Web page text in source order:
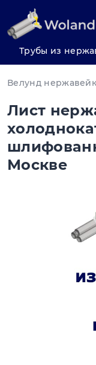
Трубы из
Велунд
Лист
Москве